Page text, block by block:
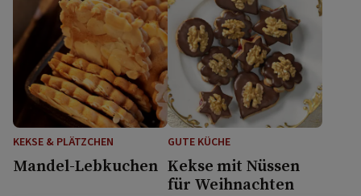
KEKSE & PLÄTZCHEN
Mandel-Lebkuchen
GUTE KÜCHE
Kekse mit Nüssen
für Weihnachten